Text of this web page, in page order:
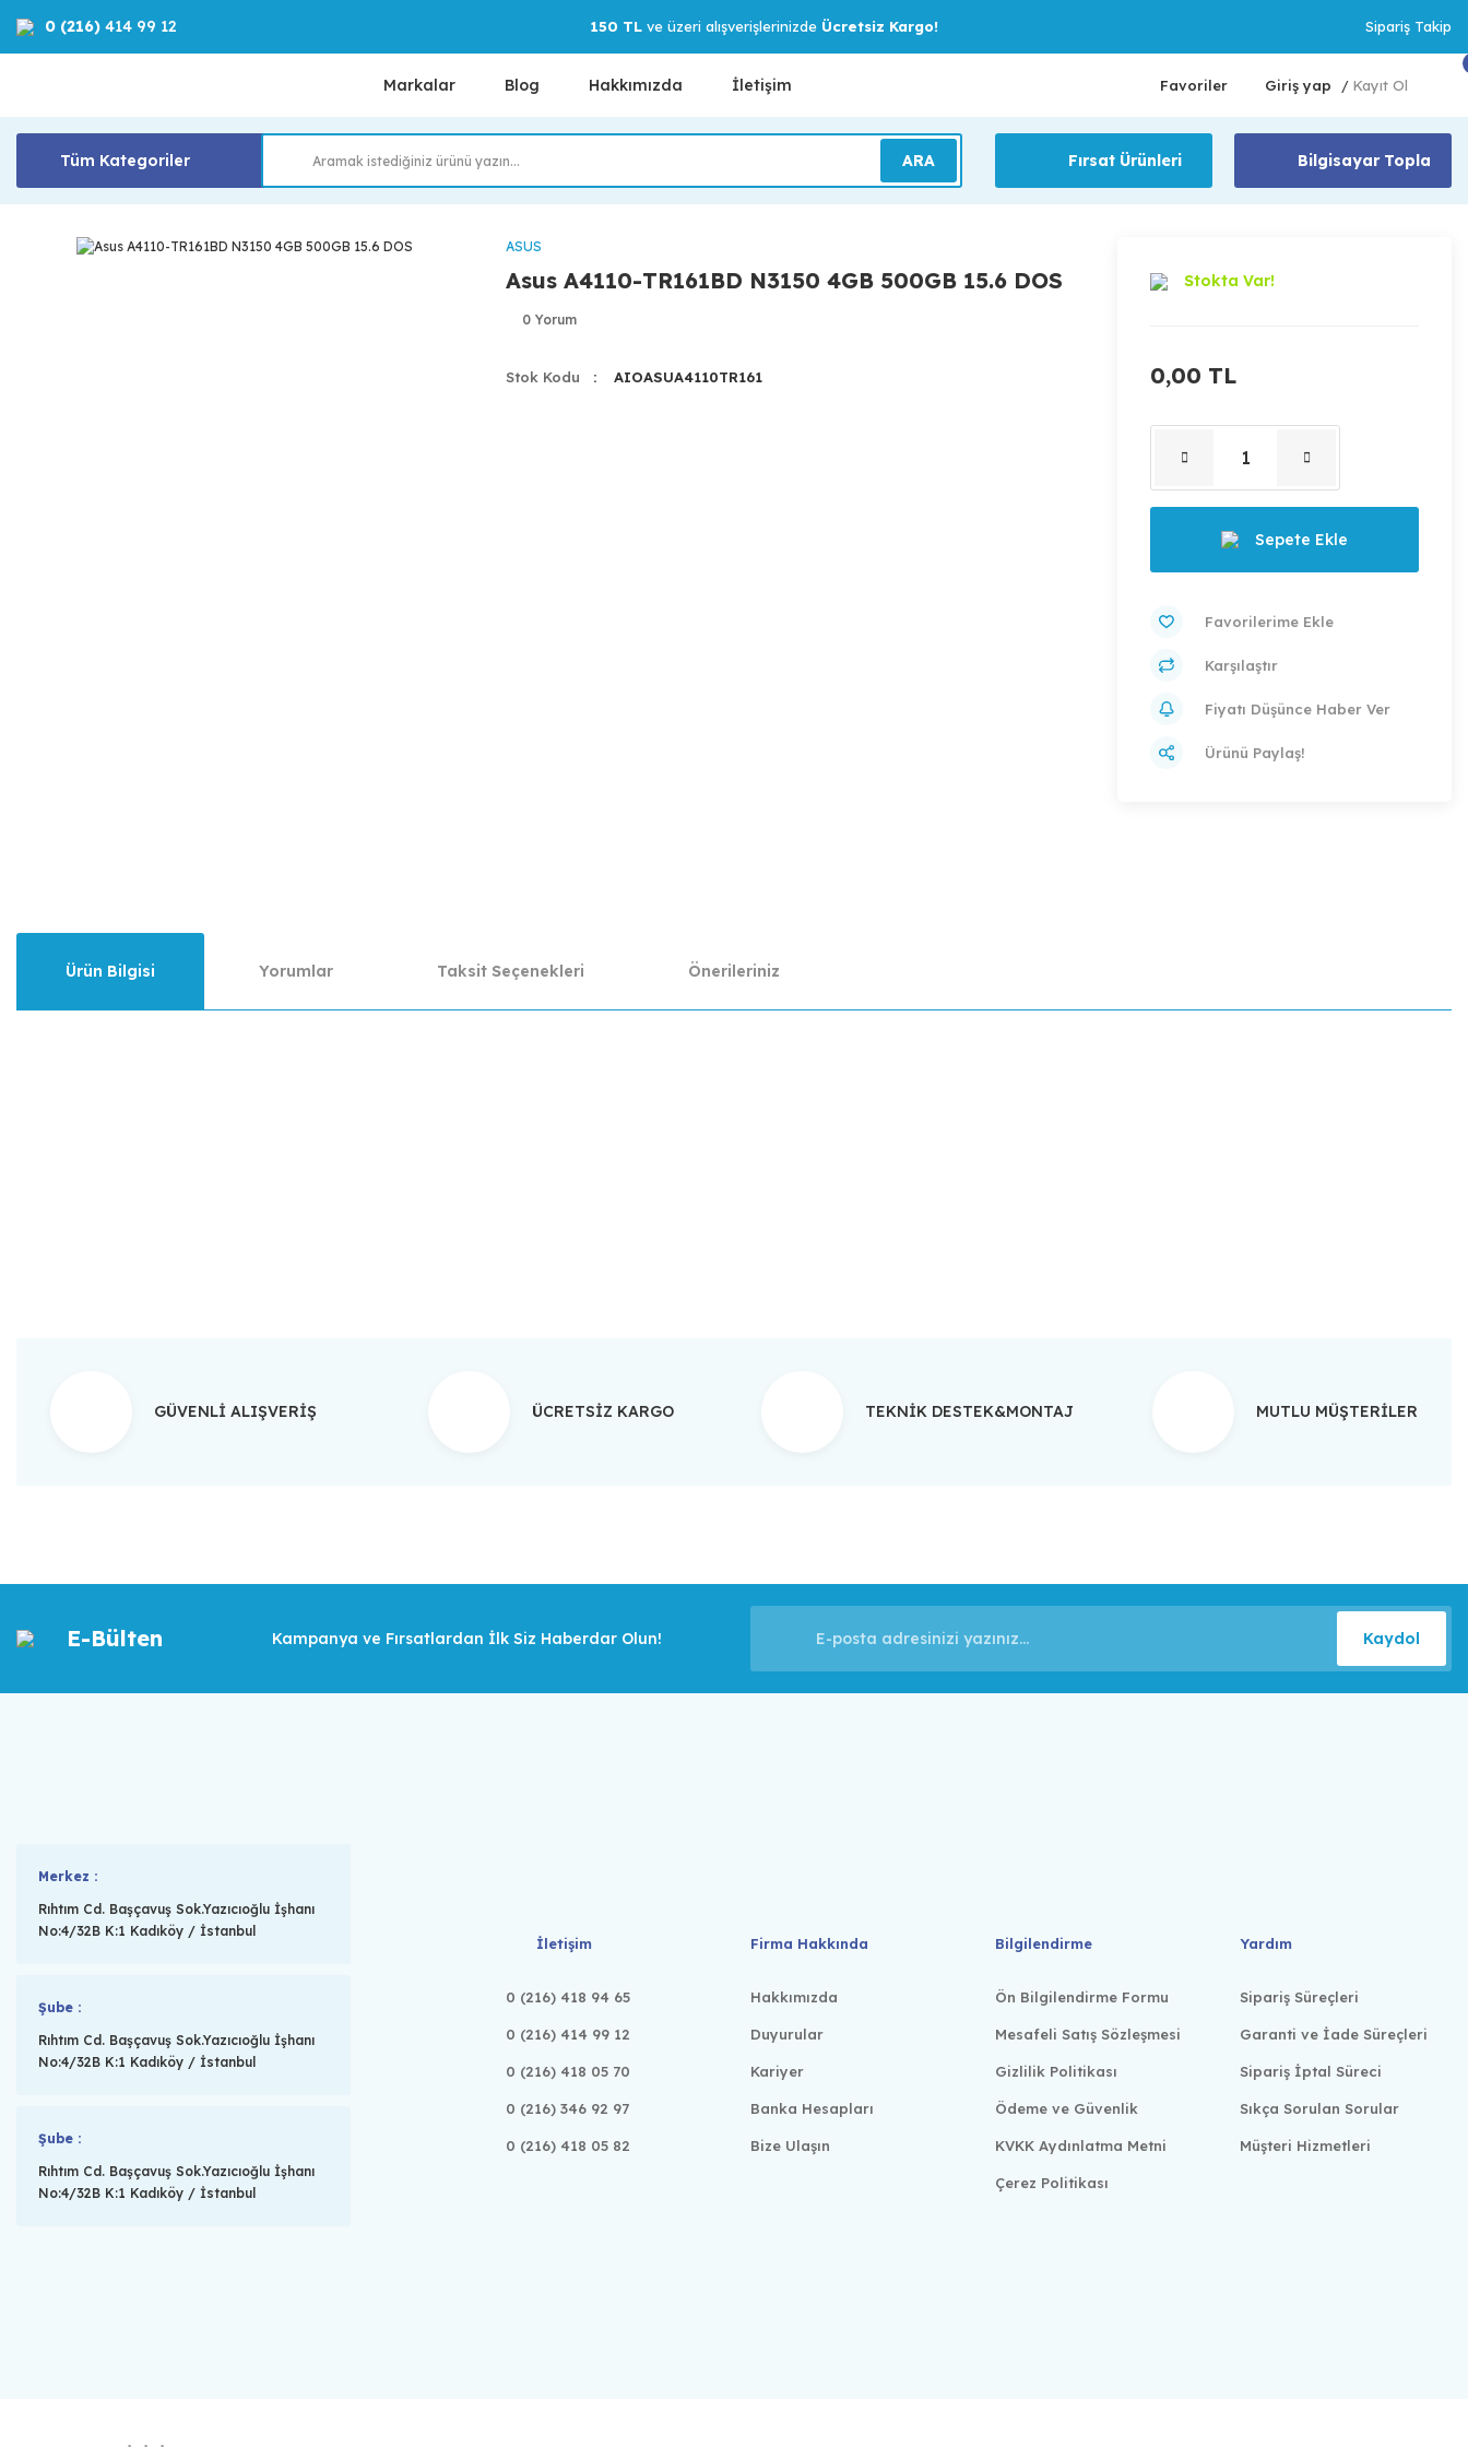
0 (216) 414 99 12 150 TLve üzeri alışverişlerinizde Ücretsiz Kargo! Sipariş Takip
Markalar Blog Hakkımızda İletişim Favoriler Giriş yap / Kayıt Ol
Tüm Kategoriler ARA Fırsat Ürünleri Bilgisayar Topla
ASUS
Asus A4110-TR161BD N3150 4GB 500GB 15.6 DOS
0 Yorum
Stok Kodu AIOASUA4110TR161
Stokta Var!
0,00 TL
Sepete Ekle
Karşılaştır
Fiyatı Düşünce Haber Ver
Ürünü Paylaş!
Ürün Bilgisi Yorumlar Taksit Seçenekleri Önerileriniz
GÜVENLİ ALIŞVERİŞ ÜCRETSİZ KARGO TEKNİK DESTEK&MONTAJ MUTLU MÜŞTERİLER
E-Bülten Kampanya ve Fırsatlardan İlk Siz Haberdar Olun! Kaydol
Merkez :
Rıhtım Cd. Başçavuş Sok.Yazıcıoğlu İşhanı
No:4/32B K:1 Kadıköy / İstanbul
Şube :
Rıhtım Cd. Başçavuş Sok.Yazıcıoğlu İşhanı
No:4/32B K:1 Kadıköy / İstanbul
Şube :
Rıhtım Cd. Başçavuş Sok.Yazıcıoğlu İşhanı
No:4/32B K:1 Kadıköy / İstanbul
İletişim
0 (216) 418 94 65
0 (216) 414 99 12
0 (216) 418 05 70
0 (216) 346 92 97
0 (216) 418 05 82
Firma Hakkında
Hakkımızda
Duyurular
Kariyer
Banka Hesapları
Bize Ulaşın
Bilgilendirme
Ön Bilgilendirme Formu
Mesafeli Satış Sözleşmesi
Gizlilik Politikası
Ödeme ve Güvenlik
KVKK Aydınlatma Metni
Çerez Politikası
Yardım
Sipariş Süreçleri
Garanti ve İade Süreçleri
Sipariş İptal Süreci
Sıkça Sorulan Sorular
Müşteri Hizmetleri